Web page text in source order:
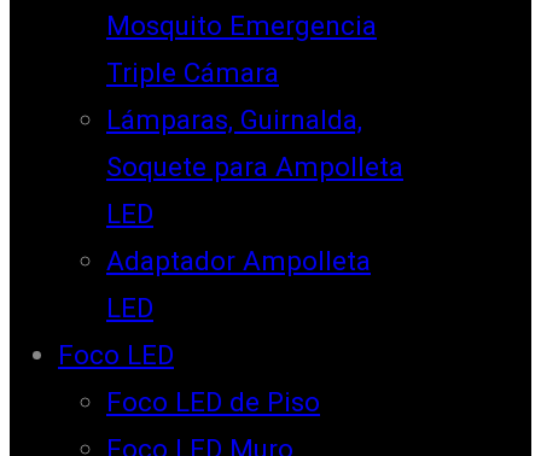
Mosquito Emergencia
Triple Cámara
Lámparas, Guirnalda,
Soquete para Ampolleta
LED
Adaptador Ampolleta
LED
Foco LED
Foco LED de Piso
Foco LED Muro